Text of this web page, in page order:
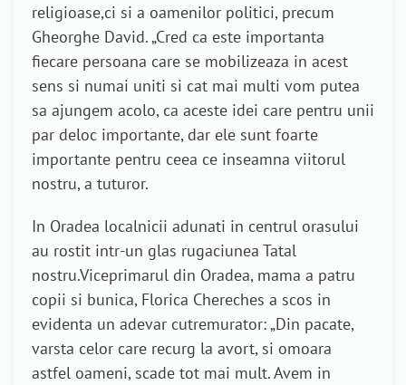
religioase,ci si a oamenilor politici, precum
Gheorghe David. „Cred ca este importanta
fiecare persoana care se mobilizeaza in acest
sens si numai uniti si cat mai multi vom putea
sa ajungem acolo, ca aceste idei care pentru unii
par deloc importante, dar ele sunt foarte
importante pentru ceea ce inseamna viitorul
nostru, a tuturor.
In Oradea localnicii adunati in centrul orasului
au rostit intr-un glas rugaciunea Tatal
nostru.Viceprimarul din Oradea, mama a patru
copii si bunica, Florica Chereches a scos in
evidenta un adevar cutremurator: „Din pacate,
varsta celor care recurg la avort, si omoara
astfel oameni, scade tot mai mult. Avem in